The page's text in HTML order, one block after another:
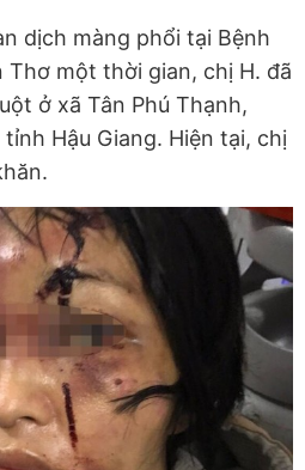
dịch màng phổi tại Bệnh
Thơ một thời gian, chị H. đã
ở xã Tân Phú Thạnh,
Hậu Giang. Hiện tại, chị